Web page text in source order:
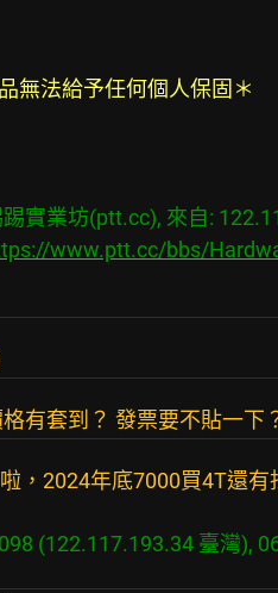
無法給予任何個人保固＊
實業坊(ptt.cc), 來自:
www.ptt.cc/bbs/
有套到？ 發票要不貼一下
，2024年底7000買4T還有